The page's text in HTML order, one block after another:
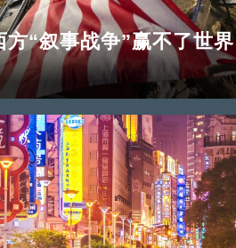
方“叙事战争”赢不了世界